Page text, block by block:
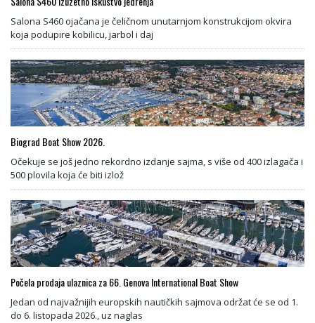
Salona S460 ojačana je čeličnom unutarnjom konstrukcijom okvira
koja podupire kobilicu, jarbol i daj
Biograd Boat Show 2026.
Očekuje se još jedno rekordno izdanje sajma, s više od 400 izlagača i
500 plovila koja će biti izlož
Počela prodaja ulaznica za 66. Genova International Boat Show
Jedan od najvažnijih europskih nautičkih sajmova održat će se od 1.
do 6. listopada 2026., uz naglas